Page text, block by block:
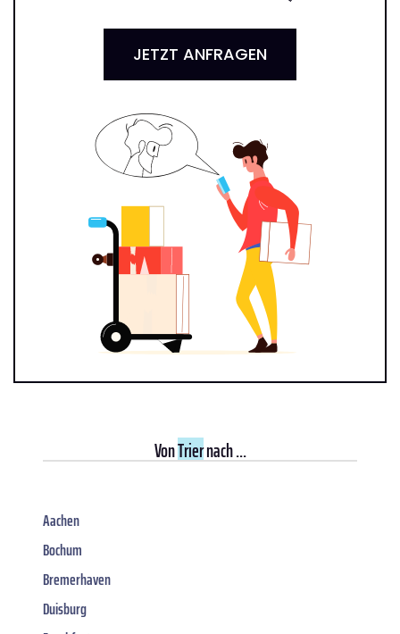
JETZT ANFRAGEN
VonTriernach ...
Aachen
Bochum
Bremerhaven
Duisburg